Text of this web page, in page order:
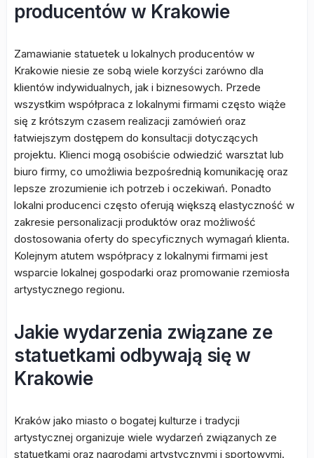
producentów w Krakowie
Zamawianie statuetek u lokalnych producentów w
Krakowie niesie ze sobą wiele korzyści zarówno dla
klientów indywidualnych, jak i biznesowych. Przede
wszystkim współpraca z lokalnymi firmami często wiąże
się z krótszym czasem realizacji zamówień oraz
łatwiejszym dostępem do konsultacji dotyczących
projektu. Klienci mogą osobiście odwiedzić warsztat lub
biuro firmy, co umożliwia bezpośrednią komunikację oraz
lepsze zrozumienie ich potrzeb i oczekiwań. Ponadto
lokalni producenci często oferują większą elastyczność w
zakresie personalizacji produktów oraz możliwość
dostosowania oferty do specyficznych wymagań klienta.
Kolejnym atutem współpracy z lokalnymi firmami jest
wsparcie lokalnej gospodarki oraz promowanie rzemiosła
artystycznego regionu.
Jakie wydarzenia związane ze
statuetkami odbywają się w
Krakowie
Kraków jako miasto o bogatej kulturze i tradycji
artystycznej organizuje wiele wydarzeń związanych ze
statuetkami oraz nagrodami artystycznymi i sportowymi.